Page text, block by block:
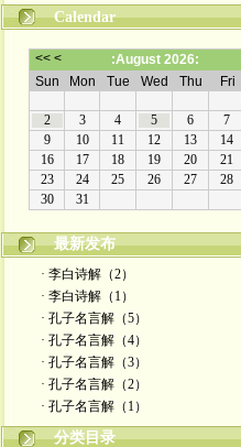
Calendar
最新发布
· 李白诗解（2）
· 李白诗解（1）
· 孔子名言解（5）
· 孔子名言解（4）
· 孔子名言解（3）
· 孔子名言解（2）
· 孔子名言解（1）
分类目录